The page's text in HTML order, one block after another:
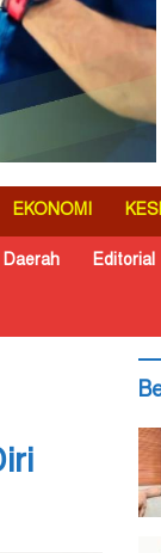
EKONOMI
Daerah Editorial